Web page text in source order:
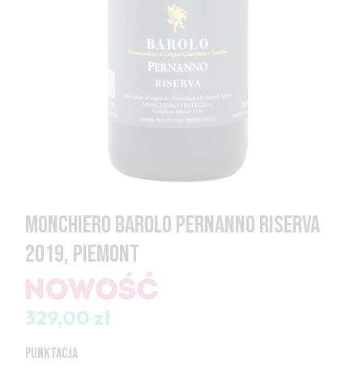
MONCHIERO BAROLO PERNANNO RISERVA
2019, PIEMONT
329,00 zł
PUNKTACJA